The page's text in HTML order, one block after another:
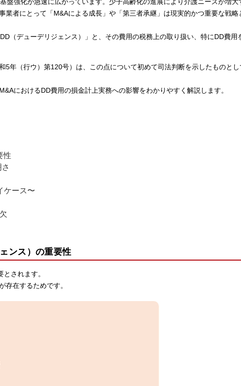
盤強化が急速に広がっています。少子高齢化の進展により介護ニーズが増大
業者にとって「M&Aによる成長」や「第三者承継」は現実的かつ重要な戦略
（デューデリジェンス）」と、その費用の税務上の取り扱い、特にDD費用
5年（行ウ）第120号）は、この点について初めて司法判断を示したものとし
におけるDD費用の損金計上実務への影響をわかりやすく解説します。
性
ケース〜
ンス）の重要性
されます。
存在するためです。